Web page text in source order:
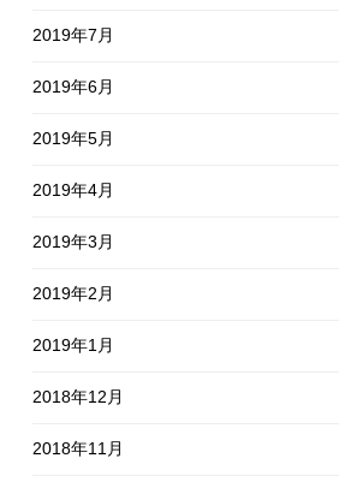
2019年7月
2019年6月
2019年5月
2019年4月
2019年3月
2019年2月
2019年1月
2018年12月
2018年11月